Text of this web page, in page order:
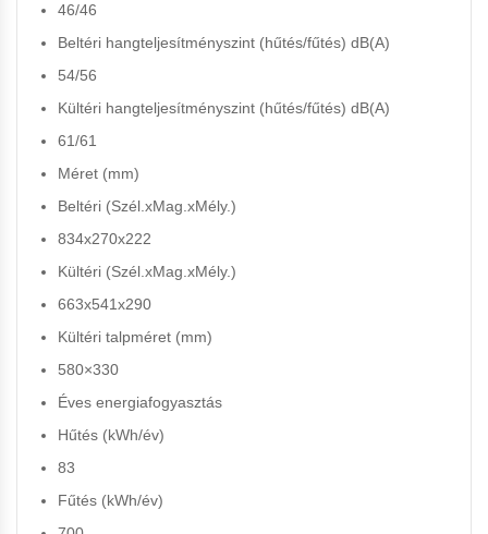
46/46
Beltéri hangteljesítményszint (hűtés/fűtés) dB(A)
54/56
Kültéri hangteljesítményszint (hűtés/fűtés) dB(A)
61/61
Méret (mm)
Beltéri (Szél.xMag.xMély.)
834x270x222
Kültéri (Szél.xMag.xMély.)
663x541x290
Kültéri talpméret (mm)
580×330
Éves energiafogyasztás
Hűtés (kWh/év)
83
Fűtés (kWh/év)